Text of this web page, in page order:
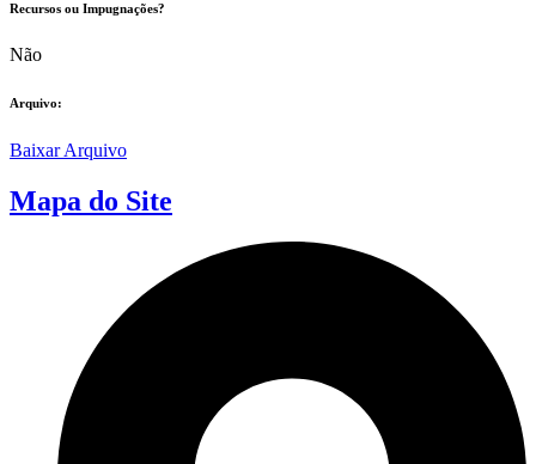
Recursos ou Impugnações? ​
Não
Arquivo:
Baixar Arquivo
Mapa do Site